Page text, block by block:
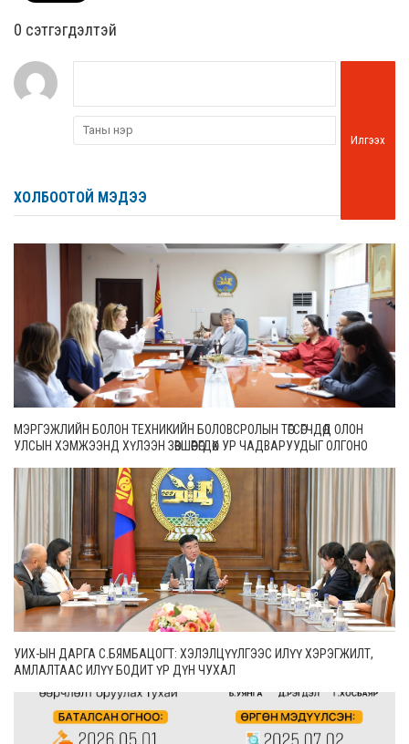
0 cэтгэгдэлтэй
Илгээх
ХОЛБООТОЙ МЭДЭЭ
МЭРГЭЖЛИЙН БОЛОН ТЕХНИКИЙН БОЛОВСРОЛЫН ТӨГСӨГЧДӨД ОЛОН
УЛСЫН ХЭМЖЭЭНД ХҮЛЭЭН ЗӨВШӨӨРӨГДӨХ УР ЧАДВАРУУДЫГ ОЛГОНО
УИХ-ЫН ДАРГА С.БЯМБАЦОГТ: ХЭЛЭЛЦҮҮЛГЭЭС ИЛҮҮ ХЭРЭГЖИЛТ,
АМЛАЛТААС ИЛҮҮ БОДИТ ҮР ДҮН ЧУХАЛ